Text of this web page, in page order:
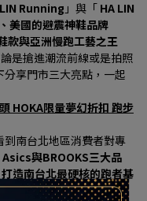
Running 」與「 HA LIN
美國的避震神鞋品牌
款與亞洲慢跑工藝之王
是搶進潮流前線或是拍照
享門市三大亮點，一起
HOKA限量夢幻折扣 跑步
南台北地區消費者對專
與BROOKS三大品
造南台北最硬核的跑者基